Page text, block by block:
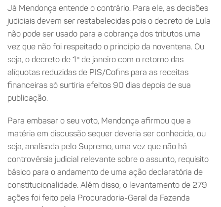
Já Mendonça entende o contrário. Para ele, as decisões
judiciais devem ser restabelecidas pois o decreto de Lula
não pode ser usado para a cobrança dos tributos uma
vez que não foi respeitado o princípio da noventena. Ou
seja, o decreto de 1º de janeiro com o retorno das
alíquotas reduzidas de PIS/Cofins para as receitas
financeiras só surtiria efeitos 90 dias depois de sua
publicação.
Para embasar o seu voto, Mendonça afirmou que a
matéria em discussão sequer deveria ser conhecida, ou
seja, analisada pelo Supremo, uma vez que não há
controvérsia judicial relevante sobre o assunto, requisito
básico para o andamento de uma ação declaratória de
constitucionalidade. Além disso, o levantamento de 279
ações foi feito pela Procuradoria-Geral da Fazenda